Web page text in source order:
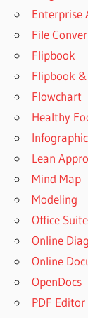
Enterprise
File
Flipbook
Flipbook
Flowchart
Healthy
Lean
Mind Map
Modeling
Office Suite
Online
Online
OpenDocs
PDF Editor